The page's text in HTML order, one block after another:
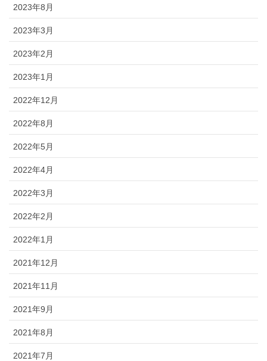
2023年8月
2023年3月
2023年2月
2023年1月
2022年12月
2022年8月
2022年5月
2022年4月
2022年3月
2022年2月
2022年1月
2021年12月
2021年11月
2021年9月
2021年8月
2021年7月